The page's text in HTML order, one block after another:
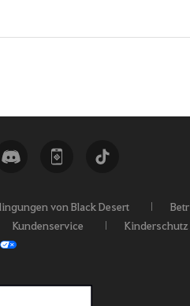
von Black Desert
Kundenservice Kinderschutz